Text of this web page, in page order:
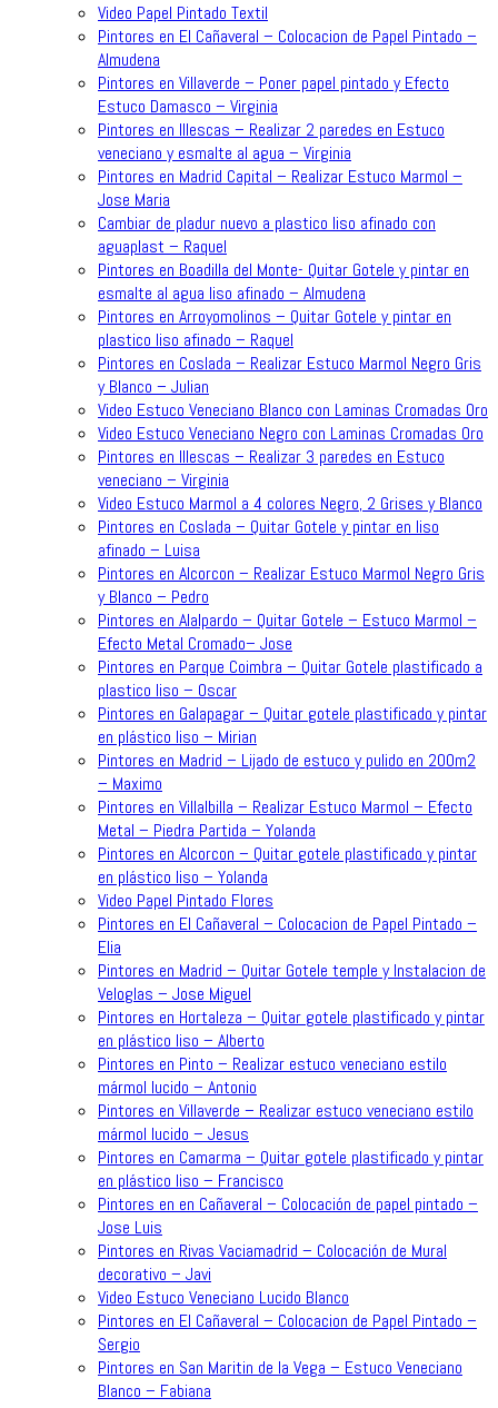
Video Papel Pintado Textil
Pintores en El Cañaveral – Colocacion de Papel Pintado –
Almudena
Pintores en Villaverde – Poner papel pintado y Efecto
Estuco Damasco – Virginia
Pintores en Illescas – Realizar 2 paredes en Estuco
veneciano y esmalte al agua – Virginia
Pintores en Madrid Capital – Realizar Estuco Marmol –
Jose Maria
Cambiar de pladur nuevo a plastico liso afinado con
aguaplast – Raquel
Pintores en Boadilla del Monte- Quitar Gotele y pintar en
esmalte al agua liso afinado – Almudena
Pintores en Arroyomolinos – Quitar Gotele y pintar en
plastico liso afinado – Raquel
Pintores en Coslada – Realizar Estuco Marmol Negro Gris
y Blanco – Julian
Video Estuco Veneciano Blanco con Laminas Cromadas Oro
Video Estuco Veneciano Negro con Laminas Cromadas Oro
Pintores en Illescas – Realizar 3 paredes en Estuco
veneciano – Virginia
Video Estuco Marmol a 4 colores Negro, 2 Grises y Blanco
Pintores en Coslada – Quitar Gotele y pintar en liso
afinado – Luisa
Pintores en Alcorcon – Realizar Estuco Marmol Negro Gris
y Blanco – Pedro
Pintores en Alalpardo – Quitar Gotele – Estuco Marmol –
Efecto Metal Cromado– Jose
Pintores en Parque Coimbra – Quitar Gotele plastificado a
plastico liso – Oscar
Pintores en Galapagar – Quitar gotele plastificado y pintar
en plástico liso – Mirian
Pintores en Madrid – Lijado de estuco y pulido en 200m2
– Maximo
Pintores en Villalbilla – Realizar Estuco Marmol – Efecto
Metal – Piedra Partida – Yolanda
Pintores en Alcorcon – Quitar gotele plastificado y pintar
en plástico liso – Yolanda
Video Papel Pintado Flores
Pintores en El Cañaveral – Colocacion de Papel Pintado –
Elia
Pintores en Madrid – Quitar Gotele temple y Instalacion de
Veloglas – Jose Miguel
Pintores en Hortaleza – Quitar gotele plastificado y pintar
en plástico liso – Alberto
Pintores en Pinto – Realizar estuco veneciano estilo
mármol lucido – Antonio
Pintores en Villaverde – Realizar estuco veneciano estilo
mármol lucido – Jesus
Pintores en Camarma – Quitar gotele plastificado y pintar
en plástico liso – Francisco
Pintores en en Cañaveral – Colocación de papel pintado –
Jose Luis
Pintores en Rivas Vaciamadrid – Colocación de Mural
decorativo – Javi
Video Estuco Veneciano Lucido Blanco
Pintores en El Cañaveral – Colocacion de Papel Pintado –
Sergio
Pintores en San Maritin de la Vega – Estuco Veneciano
Blanco – Fabiana